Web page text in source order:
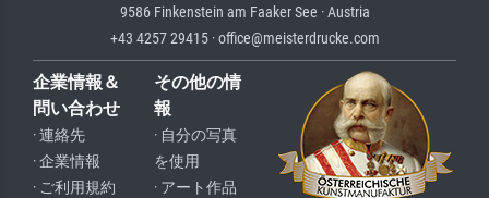
9586 Finkenstein am Faaker See · Austria
+43 4257 29415 · office@meisterdrucke.com
企業情報＆
問い合わせ
· 連絡先
· 企業情報
· ご利用規約
その他の情
報
· 自分の写真
を使用
· アート作品